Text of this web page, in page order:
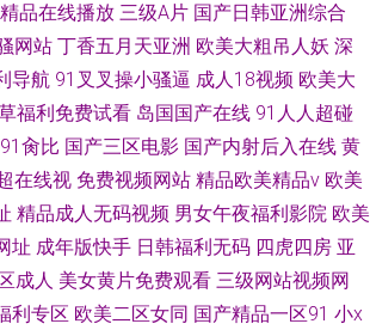
品在线播放 三级A片 国产日韩亚洲综合
网站 丁香五月天亚洲 欧美大粗吊人妖 深
导航 91叉叉操小骚逼 成人18视频 欧美大
福利免费试看 岛国国产在线 91人人超碰
91肏比 国产三区电影 国产内射后入在线 黄
在线视 免费视频网站 精品欧美精品v 欧美
精品成人无码视频 男女午夜福利影院 欧美
址 成年版快手 日韩福利无码 四虎四房 亚
成人 美女黄片免费观看 三级网站视频网
利专区 欧美二区女同 国产精品一区91 小x